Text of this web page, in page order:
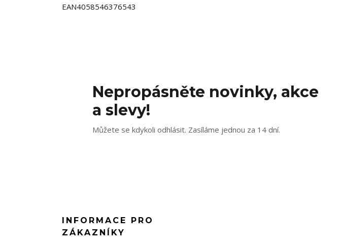
EAN4058546376543
Nepropásněte novinky, akce
a slevy!
Můžete se kdykoli odhlásit. Zasíláme jednou za 14 dní.
INFORMACE PRO
ZÁKAZNÍKY